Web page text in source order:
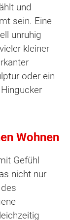
und
sein. Eine
unruhig
kleiner
oder ein
Wohnen
Gefühl
nicht nur